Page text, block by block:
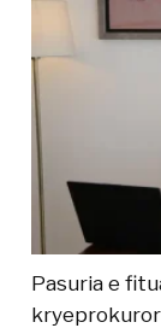
Pasuria e